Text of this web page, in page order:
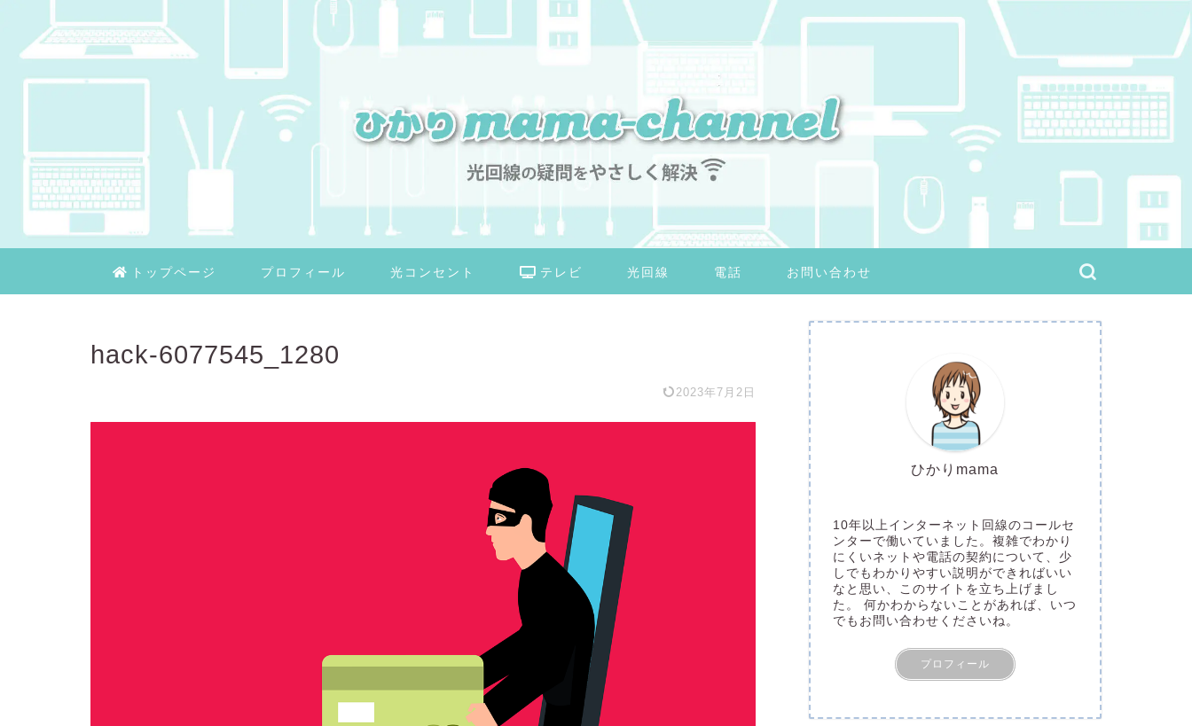
トップページ プロフィール 光コンセント テレビ 光回線 電話 お問い合わせ
hack-6077545_1280
2023年7月2日
ひかりmama
10年以上インターネット回線のコールセ
ンターで働いていました。複雑でわかり
にくいネットや電話の契約について、少
しでもわかりやすい説明ができればいい
なと思い、このサイトを立ち上げまし
た。 何かわからないことがあれば、いつ
でもお問い合わせくださいね。
プロフィール